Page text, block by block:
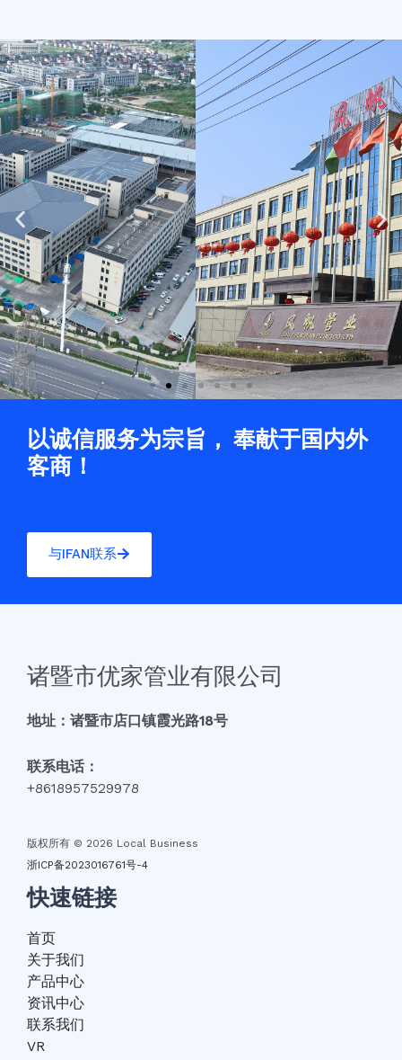
Previous
slide
以诚信服务为宗旨， 奉献于国内外
客商！
与IFAN联系
诸暨市优家管业有限公司
地址：诸暨市店口镇霞光路18号
联系电话：
+8618957529978
版权所有 © 2026 Local Business
浙ICP备2023016761号-4
快速链接
首页
关于我们
产品中心
资讯中心
联系我们
VR